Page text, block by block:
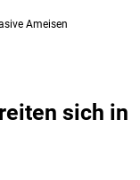
Ameisen
sich in